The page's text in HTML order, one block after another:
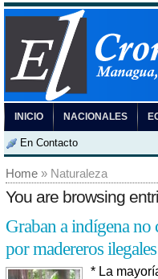
INICIO NACIONALES
En Contacto
Home » Naturaleza
You are browsing
Graban a indígena no
por madereros ilegales
* La